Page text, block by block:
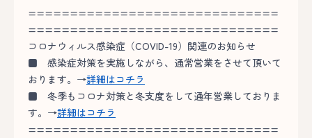
==============================
==============================
コロナウィルス感染症（COVID-19）関連のお知らせ
■ 感染症対策を実施しながら、通常営業をさせて頂いて
おります。→詳細はコチラ
■ 冬季もコロナ対策と冬支度をして通年営業しておりま
す。→詳細はコチラ
==============================